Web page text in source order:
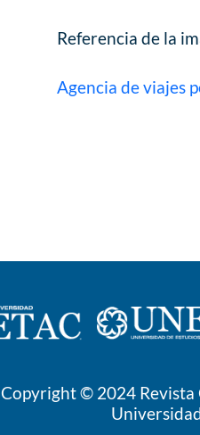
Referencia de la
Agencia de viajes
Copyright © 2024